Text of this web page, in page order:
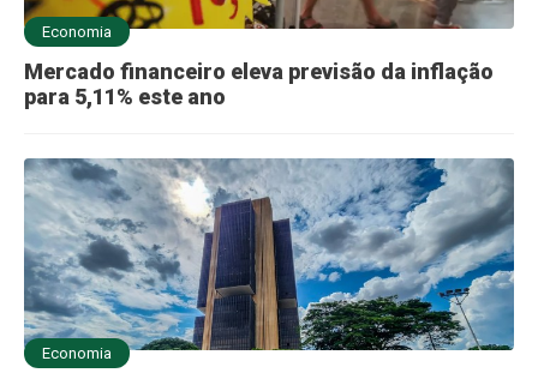
Economia
Mercado financeiro eleva previsão da inflação
para 5,11% este ano
Economia